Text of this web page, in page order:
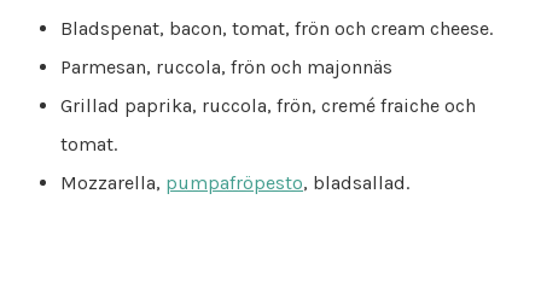
Bladspenat, bacon, tomat, frön och cream cheese.
Parmesan, ruccola, frön och majonnäs
Grillad paprika, ruccola, frön, cremé fraiche och
tomat.
Mozzarella, pumpafröpesto, bladsallad.